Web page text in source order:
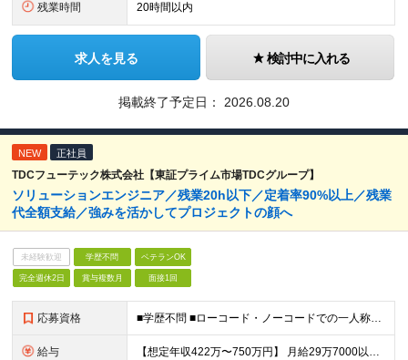
残業時間 20時間以内
求人を見る 検討中に入れる
掲載終了予定日： 2026.08.20
NEW 正社員
TDCフューテック株式会社【東証プライム市場TDCグループ】
ソリューションエンジニア／残業20h以下／定着率90%以上／残業
代全額⽀給／強みを活かしてプロジェクトの顔へ
未経験歓迎 学歴不問 ベテランOK
完全週休2日 賞与複数月 面接1回
応募資格 ■学歴不問 ■ローコード・ノーコードでの一人称の開発経験をお持ちの方。 ＬServiceNow、AWS、OutSystems、 kintone、 Azureなどのスキルを想定。 ★ServiceNo
給与 【想定年収422万〜750万円】 ⽉給29万7000以上＋賞与年2回 ※経験・能力に応じて決定します ※残業代は別途全額支給します ※試用期間3ヶ月（給与・待遇に差異はありません）